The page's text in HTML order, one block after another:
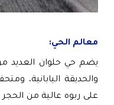
معالم الحي:
يضم حي حلوان العديد
والحديقة اليابانية،
على ربوه عالية من